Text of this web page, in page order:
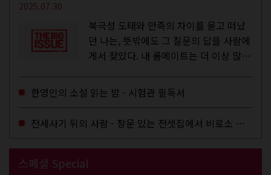
2025.07.30
북극성 도태와 만족의 차이를 묻고 떠났
던 나는, 뜻밖에도 그 질문의 답을 사람에
게서 찾았다. 내 룸메이트는 더 이상 많은
한영인의 소설 읽는 밤 - 시험관 필독서
전세사기 뒤의 사람 - 창문 있는 전셋집에서 비로소 겨울 이불을 샀다
스페셜 Special